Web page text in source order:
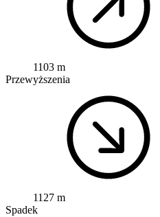
1103 m
Przewyższenia
1127 m
Spadek